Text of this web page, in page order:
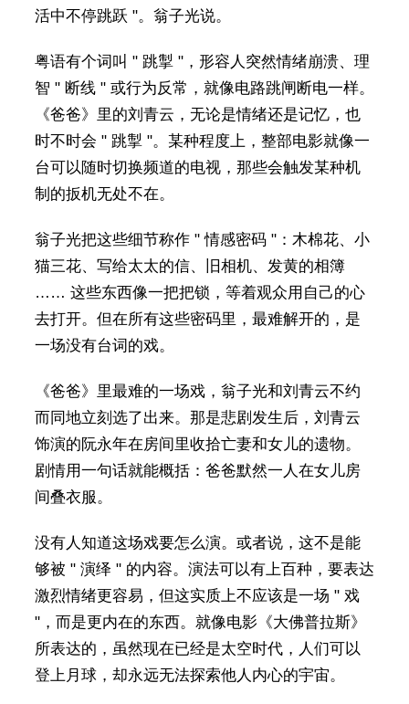
活中不停跳跃 "。翁子光说。
粤语有个词叫 " 跳掣 "，形容人突然情绪崩溃、理
智 " 断线 " 或行为反常，就像电路跳闸断电一样。
《爸爸》里的刘青云，无论是情绪还是记忆，也
时不时会 " 跳掣 "。某种程度上，整部电影就像一
台可以随时切换频道的电视，那些会触发某种机
制的扳机无处不在。
翁子光把这些细节称作 " 情感密码 "：木棉花、小
猫三花、写给太太的信、旧相机、发黄的相簿
…… 这些东西像一把把锁，等着观众用自己的心
去打开。但在所有这些密码里，最难解开的，是
一场没有台词的戏。
《爸爸》里最难的一场戏，翁子光和刘青云不约
而同地立刻选了出来。那是悲剧发生后，刘青云
饰演的阮永年在房间里收拾亡妻和女儿的遗物。
剧情用一句话就能概括：爸爸默然一人在女儿房
间叠衣服。
没有人知道这场戏要怎么演。或者说，这不是能
够被 " 演绎 " 的内容。演法可以有上百种，要表达
激烈情绪更容易，但这实质上不应该是一场 " 戏
"，而是更内在的东西。就像电影《大佛普拉斯》
所表达的，虽然现在已经是太空时代，人们可以
登上月球，却永远无法探索他人内心的宇宙。